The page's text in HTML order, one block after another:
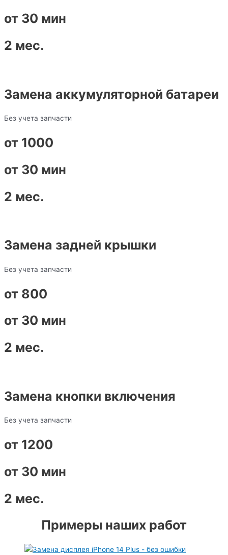
от 30 мин
2 мес.
Замена аккумуляторной батареи
Без учета запчасти
от 1000
от 30 мин
2 мес.
Замена задней крышки
Без учета запчасти
от 800
от 30 мин
2 мес.
Замена кнопки включения
Без учета запчасти
от 1200
от 30 мин
2 мес.
Примеры наших работ